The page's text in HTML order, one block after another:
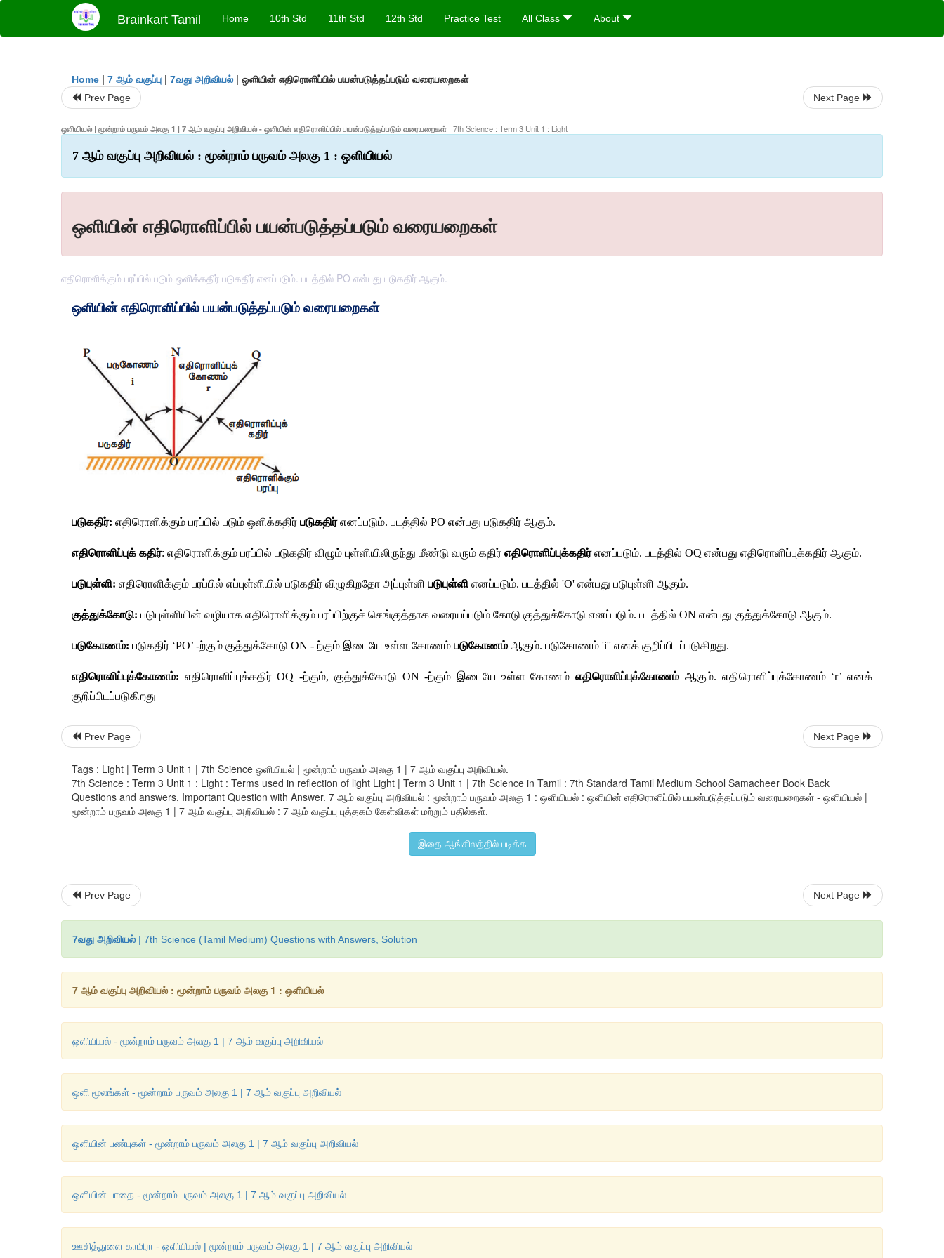
Brainkart Tamil Home 10th Std 11th Std 12th Std Practice Test All Class About
Home | 7 ஆம் வகுப்பு | 7வது அறிவியல் | ஒளியின் எதிரொளிப்பில் பயன்படுத்தப்படும் வரையறைகள்
Prev Page Next Page
ஒளியியல் | மூன்றாம் பருவம் அலகு 1 | 7 ஆம் வகுப்பு அறிவியல் - ஒளியின் எதிரொளிப்பில் பயன்படுத்தப்படும் வரையறைகள் | 7th Science : Term 3 Unit 1 : Light
7 ஆம் வகுப்பு அறிவியல் : மூன்றாம் பருவம் அலகு 1 : ஒளியியல்
ஒளியின் எதிரொளிப்பில் பயன்படுத்தப்படும் வரையறைகள்
எதிரொளிக்கும் பரப்பில் படும் ஒளிக்கதிர் படுகதிர் எனப்படும். படத்தில் PO என்பது படுகதிர் ஆகும்.
ஒளியின் எதிரொளிப்பில் பயன்படுத்தப்படும் வரையறைகள்
படுகதிர்: எதிரொளிக்கும் பரப்பில் படும் ஒளிக்கதிர் படுகதிர் எனப்படும். படத்தில் PO என்பது படுகதிர் ஆகும்.
எதிரொளிப்புக் கதிர்: எதிரொளிக்கும் பரப்பில் படுகதிர் விழும் புள்ளியிலிருந்து மீண்டு வரும் கதிர் எதிரொளிப்புக்கதிர் எனப்படும். படத்தில் OQ என்பது எதிரொளிப்புக்கதிர் ஆகும்.
படுபுள்ளி: எதிரொளிக்கும் பரப்பில் எப்புள்ளியில் படுகதிர் விழுகிறதோ அப்புள்ளி படுபுள்ளி எனப்படும். படத்தில் 'O' என்பது படுபுள்ளி ஆகும்.
குத்துக்கோடு: படுபுள்ளியின் வழியாக எதிரொளிக்கும் பரப்பிற்குச் செங்குத்தாக வரையப்படும் கோடு குத்துக்கோடு எனப்படும். படத்தில் ON என்பது குத்துக்கோடு ஆகும்.
படுகோணம்: படுகதிர் ‘PO’ -ற்கும் குத்துக்கோடு ON - ற்கும் இடையே உள்ள கோணம் படுகோணம் ஆகும். படுகோணம் 'i'' எனக் குறிப்பிடப்படுகிறது.
எதிரொளிப்புக்கோணம்: எதிரொளிப்புக்கதிர் OQ -ற்கும், குத்துக்கோடு ON -ற்கும் இடையே உள்ள கோணம் எதிரொளிப்புக்கோணம் ஆகும். எதிரொளிப்புக்கோணம் ‘r’ எனக்
குறிப்பிடப்படுகிறது
Prev Page Next Page
Tags : Light | Term 3 Unit 1 | 7th Science ஒளியியல் | மூன்றாம் பருவம் அலகு 1 | 7 ஆம் வகுப்பு அறிவியல்.
7th Science : Term 3 Unit 1 : Light : Terms used in reflection of light Light | Term 3 Unit 1 | 7th Science in Tamil : 7th Standard Tamil Medium School Samacheer Book Back
Questions and answers, Important Question with Answer. 7 ஆம் வகுப்பு அறிவியல் : மூன்றாம் பருவம் அலகு 1 : ஒளியியல் : ஒளியின் எதிரொளிப்பில் பயன்படுத்தப்படும் வரையறைகள் - ஒளியியல் |
மூன்றாம் பருவம் அலகு 1 | 7 ஆம் வகுப்பு அறிவியல் : 7 ஆம் வகுப்பு புத்தகம் கேள்விகள் மற்றும் பதில்கள்.
இதை ஆங்கிலத்தில் படிக்க
Prev Page Next Page
7வது அறிவியல் | 7th Science (Tamil Medium) Questions with Answers, Solution
7 ஆம் வகுப்பு அறிவியல் : மூன்றாம் பருவம் அலகு 1 : ஒளியியல்
ஒளியியல் - மூன்றாம் பருவம் அலகு 1 | 7 ஆம் வகுப்பு அறிவியல்
ஒளி மூலங்கள் - மூன்றாம் பருவம் அலகு 1 | 7 ஆம் வகுப்பு அறிவியல்
ஒளியின் பண்புகள் - மூன்றாம் பருவம் அலகு 1 | 7 ஆம் வகுப்பு அறிவியல்
ஒளியின் பாதை - மூன்றாம் பருவம் அலகு 1 | 7 ஆம் வகுப்பு அறிவியல்
ஊசித்துளை காமிரா - ஒளியியல் | மூன்றாம் பருவம் அலகு 1 | 7 ஆம் வகுப்பு அறிவியல்